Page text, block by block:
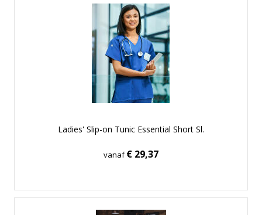
Ladies' Slip-on Tunic Essential Short Sl.
vanaf€ 29,37